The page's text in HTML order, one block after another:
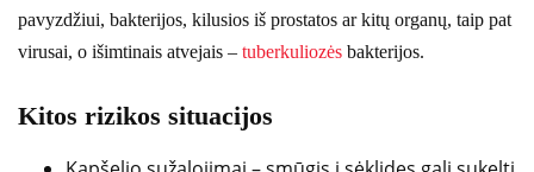
pavyzdžiui, bakterijos, kilusios iš prostatos ar kitų organų, taip pat
virusai, o išimtinais atvejais – tuberkuliozės bakterijos.
Kitos rizikos situacijos